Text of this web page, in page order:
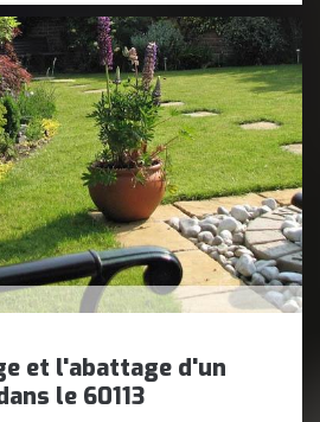
et l'abattage d'un
le 60113